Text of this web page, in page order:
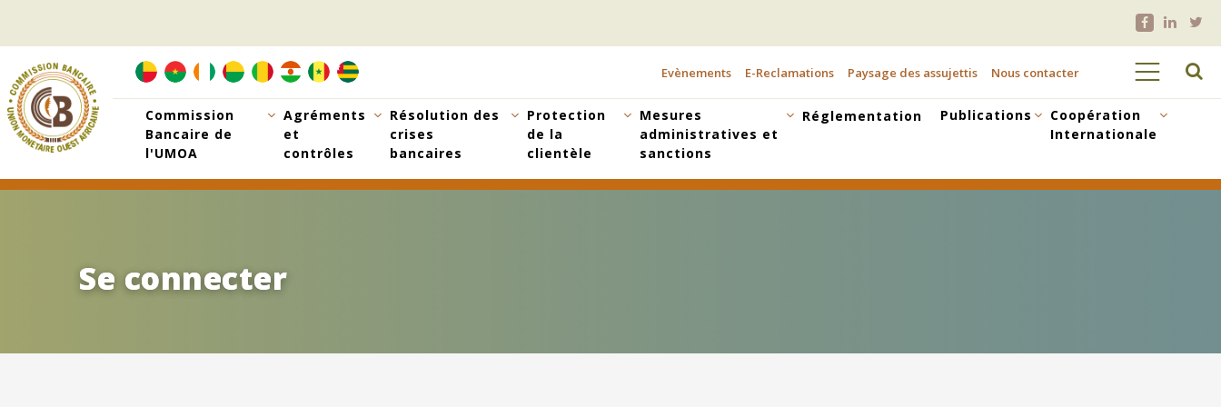
principal
MENU
Evènements E-Reclamations Paysage des assujettis Nous contacter
Commission
Bancaire de
l'UMOA
Agréments
et
contrôles
Résolution des
crises
bancaires
Protection
de la
clientèle
Mesures
administratives et
sanctions
Réglementation Publications
Coopération
Internationale
Se connecter
Se connecter